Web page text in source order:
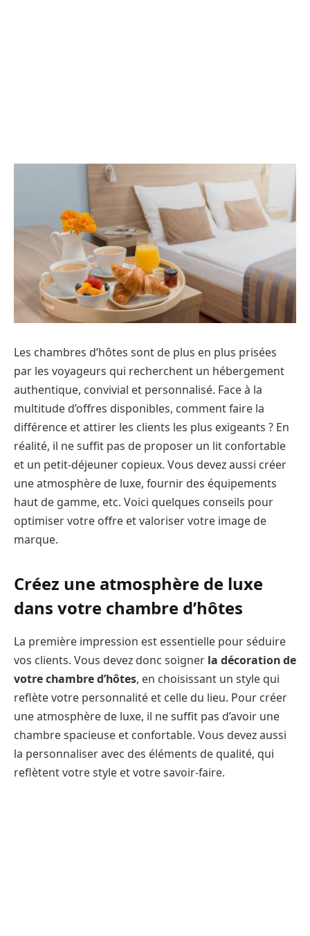
Les chambres d’hôtes sont de plus en plus prisées
par les voyageurs qui recherchent un hébergement
authentique, convivial et personnalisé. Face à la
multitude d’offres disponibles, comment faire la
différence et attirer les clients les plus exigeants ? En
réalité, il ne suffit pas de proposer un lit confortable
et un petit-déjeuner copieux. Vous devez aussi créer
une atmosphère de luxe, fournir des équipements
haut de gamme, etc. Voici quelques conseils pour
optimiser votre offre et valoriser votre image de
marque.
Créez une atmosphère de luxe
dans votre chambre d’hôtes
La première impression est essentielle pour séduire
vos clients. Vous devez donc soigner la décoration de
votre chambre d’hôtes, en choisissant un style qui
reflète votre personnalité et celle du lieu. Pour créer
une atmosphère de luxe, il ne suffit pas d’avoir une
chambre spacieuse et confortable. Vous devez aussi
la personnaliser avec des éléments de qualité, qui
reflètent votre style et votre savoir-faire.